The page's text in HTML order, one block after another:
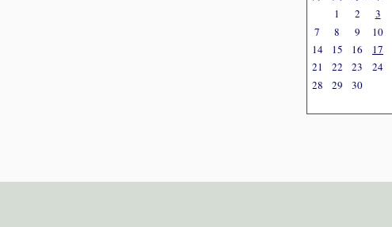
1
2 3
7
8 9 10
14
15 16 17
21
22 23 24
28
29 30